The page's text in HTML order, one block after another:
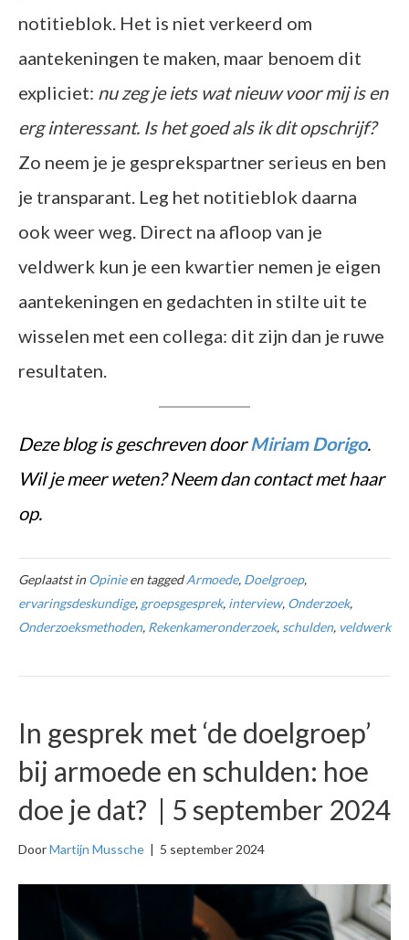
notitieblok. Het is niet verkeerd om
aantekeningen te maken, maar benoem dit
expliciet: nu zeg je iets wat nieuw voor mij is en
erg interessant. Is het goed als ik dit opschrijf?
Zo neem je je gesprekspartner serieus en ben
je transparant. Leg het notitieblok daarna
ook weer weg. Direct na afloop van je
veldwerk kun je een kwartier nemen je eigen
aantekeningen en gedachten in stilte uit te
wisselen met een collega: dit zijn dan je ruwe
resultaten.
Deze blog is geschreven doorMiriam Dorigo.
Wil je meer weten? Neem dan contact met haar
op.
Geplaatst inOpinieen taggedArmoede, Doelgroep,
ervaringsdeskundige, groepsgesprek, interview, Onderzoek,
Onderzoeksmethoden, Rekenkameronderzoek, schulden, veldwerk
In gesprek met ‘de doelgroep’
bij armoede en schulden: hoe
doe je dat? | 5 september 2024
DoorMartijn Mussche | 5 september 2024